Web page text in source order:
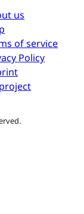
us
of service
Policy